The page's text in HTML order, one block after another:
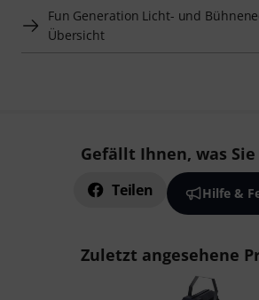
Fun Generation Licht- und
Übersicht
Gefällt Ihnen, was Sie
Teilen Hilfe &
Zuletzt angesehene